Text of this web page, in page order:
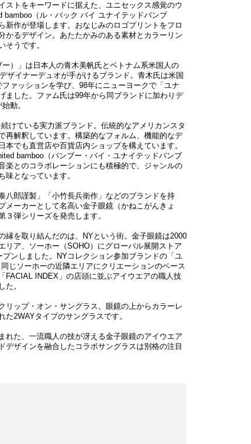
ストをキーワードに据えた、ユニセックス感覚のウ
（ル・バック バイ ユナイテッドバンブ
新作が登場します。おなじみのロゴプリントをフロ
かるデザイン。あたたかみのある素材とカラーリン
そうです。
ー）」は日本人の青木美帆氏とベトナム系米国人の
ザイナーデュオが手がけるブランド。青木氏は米国
ァッションを学び、98年にニューヨークで「ユナ
ました。ファム氏は99年から同ブランドに加わりデ
動。
けている実力派ブランド。伝統的なアメリカンスタ
再解釈しています。構築的なフォルム、機能的なデ
本でも直営店や百貨店内ショップを構えています。
bamboo（バンブー・バイ・ユナイテッドバンブ
楽とのコラボレーションにも積極的で、ジャンルの
味となっています。
八郎謹製」「小竹長兵衛作」などのブランドを持
メーカーとして名高い金子眼鏡（かねこがんきょ
３弾シリーズを発売します。
縁を取り結んだのは、NYという街。金子眼鏡は2000
リア、ソーホー（SOHO）にグローバル展開ストア
プンしました。NYコレクション参加ブランドの「ユ
じソーホーの近隣エリアにクリエーションのベース
FACIAL INDEX」の店頭に並ぶアイウエアの職人技
た。
リップ・オン・サングラス。眼鏡の上からカラーレ
2WAYタイプのサングラスです。
れた、一流職人の技が冴える金子眼鏡のアイウエア
デザインを融合したコラボサングラスは別格の注目